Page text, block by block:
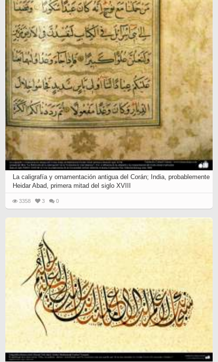
La caligrafía y ornamentación antigua del Corán; India, probablemente
Heidar Abad, primera mitad del siglo XVIII
3358 3 0